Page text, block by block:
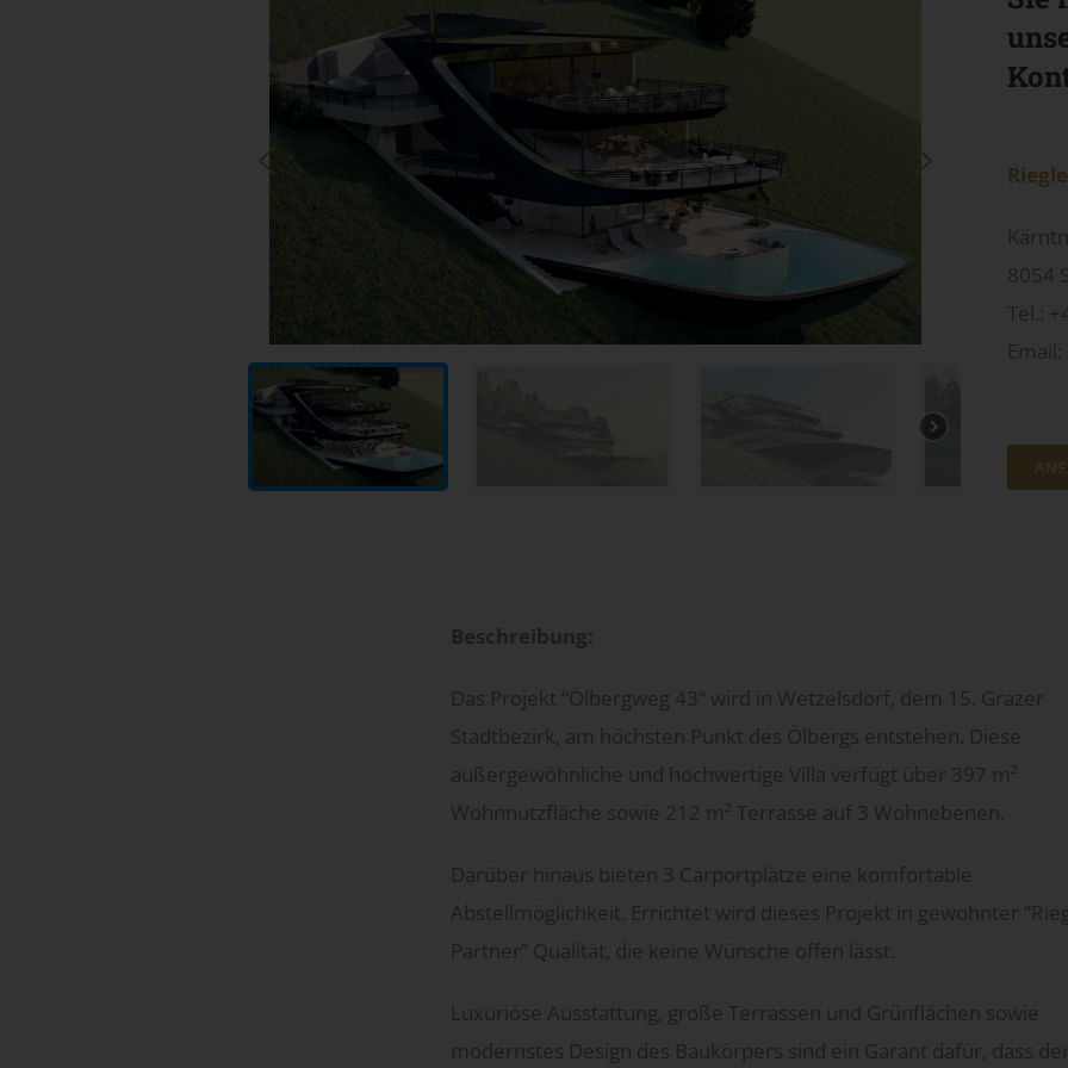
8054
Tel.:
Email:
Beschreibung:
Das Projekt “Ölbergweg 43“ wird in Wetzelsdorf, dem 15. Grazer
Stadtbezirk, am höchsten Punkt des Ölbergs entstehen. Diese
außergewöhnliche und hochwertige Villa verfügt über 397 m²
Wohnnutzfläche sowie 212 m² Terrasse auf 3 Wohnebenen.
Darüber hinaus bieten 3 Carportplätze eine komfortable
Abstellmöglichkeit. Errichtet wird dieses Projekt in gewohnter
Partner” Qualität, die keine Wünsche offen lässt.
Luxuriöse Ausstattung, große Terrassen und Grünflächen sowie
modernstes Design des Baukörpers sind ein Garant dafür, dass der